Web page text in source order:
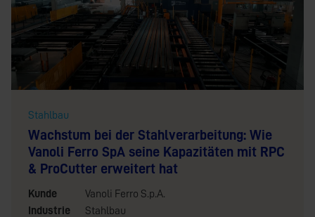
Stahlbau
Wachstum bei der Stahlverarbeitung: Wie
Vanoli Ferro SpA seine Kapazitäten mit RPC
& ProCutter erweitert hat
Kunde
Vanoli Ferro S.p.A.
Industrie
Stahlbau